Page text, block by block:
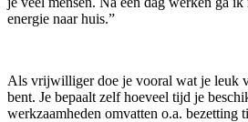
energie naar huis.”
Als vrijwilliger doe je vooral wat je leuk
bent. Je bepaalt zelf hoeveel tijd je
werkzaamheden omvatten o.a. bezetting